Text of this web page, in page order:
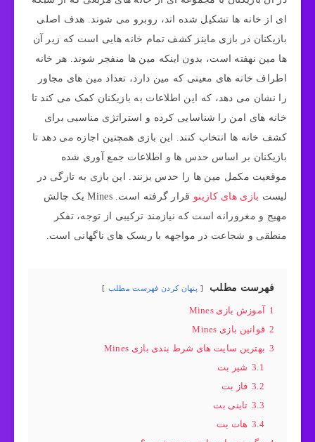
ای از خانه‌ ها تشکیل شده‌ اند، روبرو می‌ شوند. هدف اصلی
بازیکنان در بازی ماینز کشف تمام خانه‌ هایی است که زیر آن
ها مین نهفته است، بدون اینکه مین‌ ها منفجر شوند. هر خانه
اطراف خانه‌ های معینی که مین دارد، تعداد مین‌ های مجاور
را نشان می‌ دهد، که این اطلاعات به بازیکنان کمک می‌ کند تا
خانه‌ های امن را شناسایی کرده و استراتژی مناسبی برای
کشف خانه‌ ها انتخاب کنند. این بازی همچنین اجازه می‌ دهد تا
بازیکنان بر اساس حدس‌ ها و اطلاعات جمع‌ آوری شده
موقعیت مکمل مین‌ ها را حدس بزنند. این بازی به تازگی در
لیست بازی های کازینو
قرار گرفته است. Mines یک چالش
مهیج و مغرورانه است که نیازمند ترکیبی از توجه، تفکر
منطقی و شجاعت در مواجهه با ریسک‌ های ناگهانی است.
فهرست مطلب پنهان کردن فهرست مطلب
1
آموزش بازی Mines
2 قوانین بازی Mines
3 بهترین سایت های شرط بندی بازی Mines
3.1 شیر بت
3.2 فاز بت
3.3 تاینی بت
3.4 هات بت